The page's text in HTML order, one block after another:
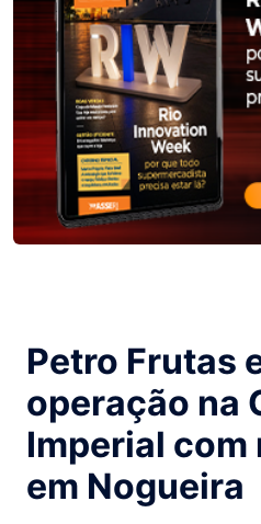
Petro Frutas
operação na
Imperial com
em Nogueira